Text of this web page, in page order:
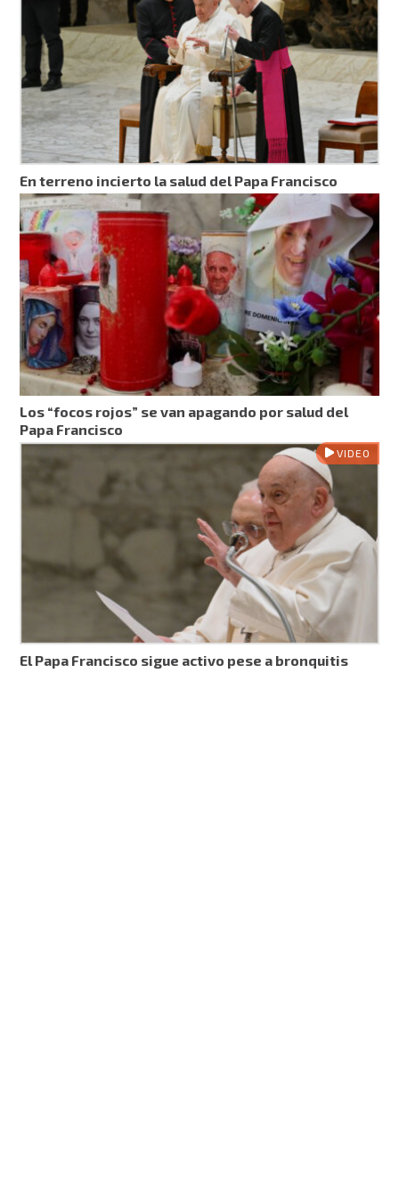
En terreno incierto la salud del Papa Francisco
Los “focos rojos” se van apagando por salud del
Papa Francisco
VIDEO
El Papa Francisco sigue activo pese a bronquitis